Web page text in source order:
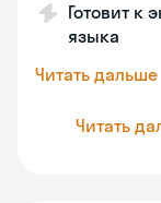
Готовит к
языка
Читать дальше
Читать